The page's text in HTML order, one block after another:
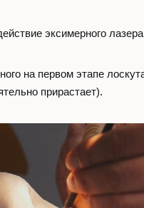
эксимерного
на первом этапе
прирастает).